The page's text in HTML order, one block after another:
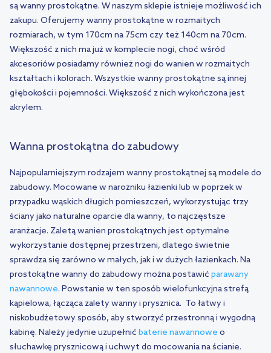
są wanny prostokątne. W naszym sklepie istnieje możliwość ich
zakupu. Oferujemy wanny prostokątne w rozmaitych
rozmiarach, w tym 170cm na 75cm czy też 140cm na 70cm.
Większość z nich ma już w komplecie nogi, choć wśród
akcesoriów posiadamy również nogi do wanien w rozmaitych
kształtach i kolorach. Wszystkie wanny prostokątne są innej
głębokości i pojemności. Większość z nich wykończona jest
akrylem.
Wanna prostokątna do zabudowy
Najpopularniejszym rodzajem wanny prostokątnej są modele do
zabudowy. Mocowane w narożniku łazienki lub w poprzek w
przypadku wąskich długich pomieszczeń, wykorzystując trzy
ściany jako naturalne oparcie dla wanny, to najczęstsze
aranżacje. Zaletą wanien prostokątnych jest optymalne
wykorzystanie dostępnej przestrzeni, dlatego świetnie
sprawdza się zarówno w małych, jak i w dużych łazienkach. Na
prostokątne wanny do zabudowy można postawić parawany
nawannowe. Powstanie w ten sposób wielofunkcyjna strefą
kąpielowa, łącząca zalety wanny i prysznica. To łatwy i
niskobudżetowy sposób, aby stworzyć przestronną i wygodną
kabinę. Należy jedynie uzupełnić baterie nawannowe o
słuchawkę prysznicową i uchwyt do mocowania na ścianie.